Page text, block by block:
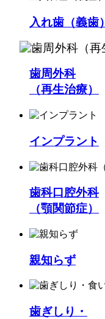
入れ歯（義歯）
歯周外科
（再生治療）
インプラント
歯科口腔外科
（顎関節症）
親知らず
歯ぎしり・